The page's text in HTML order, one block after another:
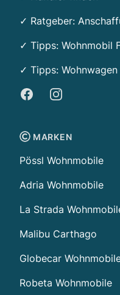
✓ Ratgeber:
✓ Tipps: Wohnmobil
✓ Tipps:
FacebookInstagram
MARKEN
Pössl Wohnmobile
Adria Wohnmobile
La Strada
Malibu Carthago
Globecar
Robeta Wohnmobile